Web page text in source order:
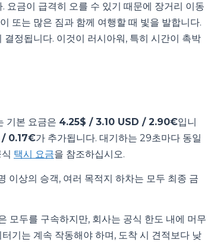
요금이 급격히 오를 수 있기 때문에 장거리 이동
또는 많은 짐과 함께 여행할 때 빛을 발합니다.
정됩니다. 이것이 러시아워, 특히 시간이 촉박
기본 요금은 4.25$ / 3.10 USD / 2.90€입니
/ 0.17€가 추가됩니다. 대기하는 29초마다 동일
택시 요금을 참조하십시오.
이상의 승객, 여러 목적지 하차는 모두 최종 금
모두를 구속하지만, 회사는 공식 한도 내에 머무
기는 계속 작동해야 하며, 도착 시 견적보다 낮